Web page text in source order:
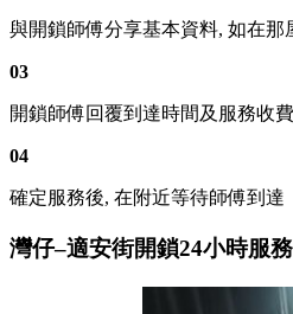
與開鎖師傅分享基本資料, 如在那
03
開鎖師傅回覆到達時間及服務收費
04
確定服務後, 在附近等待師傅到達
灣仔–適安街開鎖24小時服務